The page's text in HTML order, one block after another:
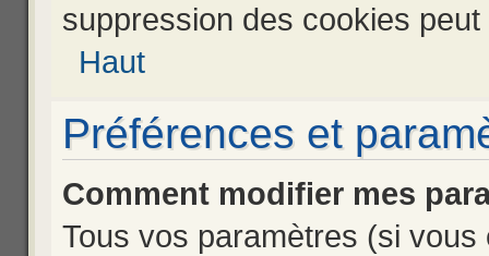
suppression des cookies
Haut
Préférences et
Comment modifier mes
Tous vos paramètres (si